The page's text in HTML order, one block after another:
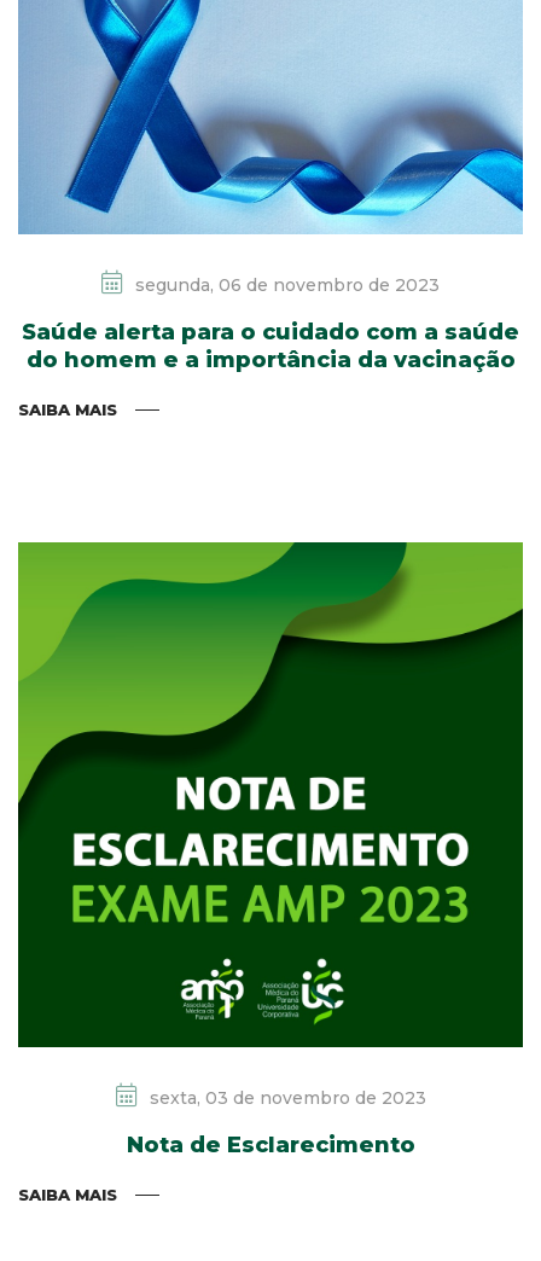
segunda, 06 de novembro de 2023
Saúde alerta para o cuidado com a saúde
do homem e a importância da vacinação
SAIBA MAIS
sexta, 03 de novembro de 2023
Nota de Esclarecimento
SAIBA MAIS